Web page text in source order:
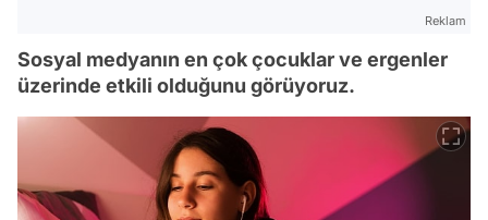
Reklam
Sosyal medyanın en çok çocuklar ve ergenler
üzerinde etkili olduğunu görüyoruz.